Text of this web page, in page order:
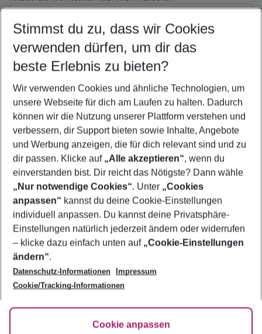
Wähle deinen Abflughafen
Beliebiger Abflughafen
Wähle deinen Reisezeitraum
5-8 Nächte
2 Erwachsene Keine Kinder
Mehr Filter anzeigen
Footer
Footer navigation
Über uns
AGB
Bestpreisgarantie
Cookie-Einstellungen ändern
Cookie-Richtlinie
Agenturbetreuung
Barrierefreies Reisen
FAQ
HanseMerkur Reiseversicherung
Folge uns
Stimmst du zu, dass wir Cookies
verwenden dürfen, um dir das
beste Erlebnis zu bieten?
Wir verwenden Cookies und ähnliche Technologien, um
unsere Webseite für dich am Laufen zu halten. Dadurch
können wir die Nutzung unserer Plattform verstehen und
verbessern, dir Support bieten sowie Inhalte, Angebote
und Werbung anzeigen, die für dich relevant sind und zu
dir passen. Klicke auf „Alle akzeptieren“, wenn du
einverstanden bist. Dir reicht das Nötigste? Dann wähle
„Nur notwendige Cookies“. Unter „Cookies
anpassen“ kannst du deine Cookie-Einstellungen
individuell anpassen. Du kannst deine Privatsphäre-
Einstellungen natürlich jederzeit ändern oder widerrufen
– klicke dazu einfach unten auf „Cookie-Einstellungen
ändern“.
Datenschutz-Informationen
Impressum
Cookie/Tracking-Informationen
Cookie anpassen